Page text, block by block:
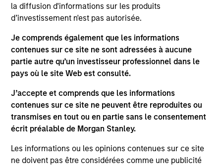
la diffusion d'informations sur les produits
d’investissement n'est pas autorisée.
Je comprends également que les informations
contenues sur ce site ne sont adressées à aucune
partie autre qu’un investisseur professionnel dans le
pays où le site Web est consulté.
J’accepte et comprends que les informations
contenues sur ce site ne peuvent être reproduites ou
transmises en tout ou en partie sans le consentement
écrit préalable de Morgan Stanley.
Les informations ou les opinions contenues sur ce site
ne doivent pas être considérées comme une publicité
PRESS RELEASE